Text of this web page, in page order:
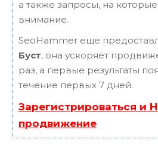
а также запросы, на
внимание.
SeoHammer еще
Буст, она ускоряет
раз, а первые результаты
течение первых 7 дней.
Зарегистрироваться и
продвижение